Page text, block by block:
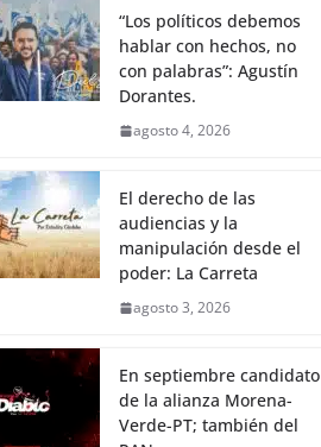
“Los políticos debemos
hablar con hechos, no
con palabras”: Agustín
Dorantes.
agosto 4, 2026
El derecho de las
audiencias y la
manipulación desde el
poder: La Carreta
agosto 3, 2026
En septiembre candidato
de la alianza Morena-
Verde-PT; también del